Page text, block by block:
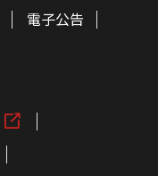
電子公告